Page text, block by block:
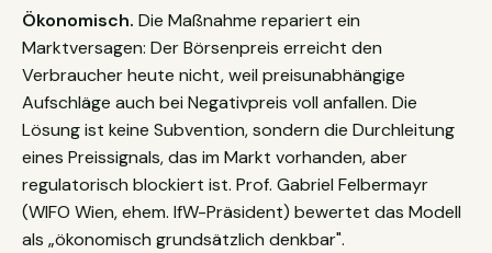
Ökonomisch. Die Maßnahme repariert ein
Marktversagen: Der Börsenpreis erreicht den
Verbraucher heute nicht, weil preisunabhängige
Aufschläge auch bei Negativpreis voll anfallen. Die
Lösung ist keine Subvention, sondern die Durchleitung
eines Preissignals, das im Markt vorhanden, aber
regulatorisch blockiert ist. Prof. Gabriel Felbermayr
(WIFO Wien, ehem. IfW-Präsident) bewertet das Modell
als „ökonomisch grundsätzlich denkbar".